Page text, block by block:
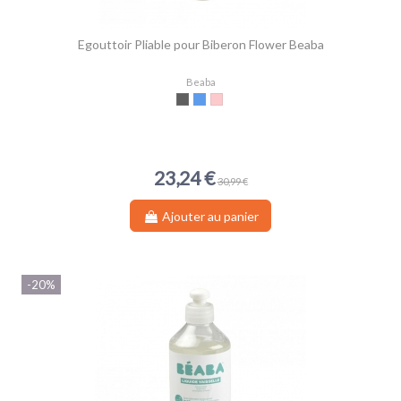
Egouttoir Pliable pour Biberon Flower Beaba
Beaba
23,24 € 30,99 €
GrisBleuPink
Ajouter au panier
-20%